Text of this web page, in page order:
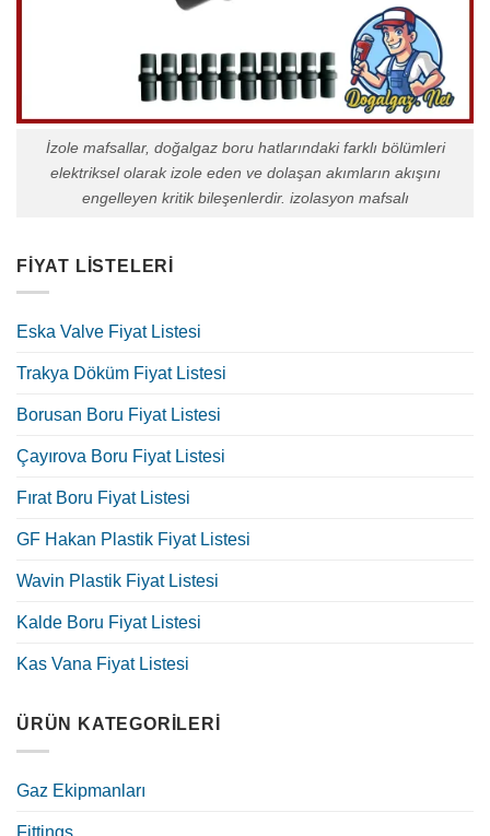
İzole mafsallar, doğalgaz boru hatlarındaki farklı bölümleri
elektriksel olarak izole eden ve dolaşan akımların akışını
engelleyen kritik bileşenlerdir. izolasyon mafsalı
FIYAT LISTELERI
Eska Valve Fiyat Listesi
Trakya Döküm Fiyat Listesi
Borusan Boru Fiyat Listesi
Çayırova Boru Fiyat Listesi
Fırat Boru Fiyat Listesi
GF Hakan Plastik Fiyat Listesi
Wavin Plastik Fiyat Listesi
Kalde Boru Fiyat Listesi
Kas Vana Fiyat Listesi
ÜRÜN KATEGORILERI
Gaz Ekipmanları
Fittings